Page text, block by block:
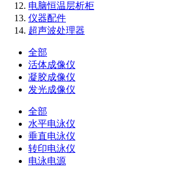
电脑恒温层析柜
仪器配件
超声波处理器
全部
活体成像仪
凝胶成像仪
发光成像仪
全部
水平电泳仪
垂直电泳仪
转印电泳仪
电泳电源